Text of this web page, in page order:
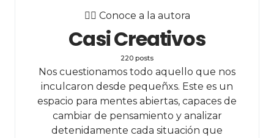
✍🏻 Conoce a la autora
Casi Creativos
220 posts
Nos cuestionamos todo aquello que nos
inculcaron desde pequeñxs. Este es un
espacio para mentes abiertas, capaces de
cambiar de pensamiento y analizar
detenidamente cada situación que